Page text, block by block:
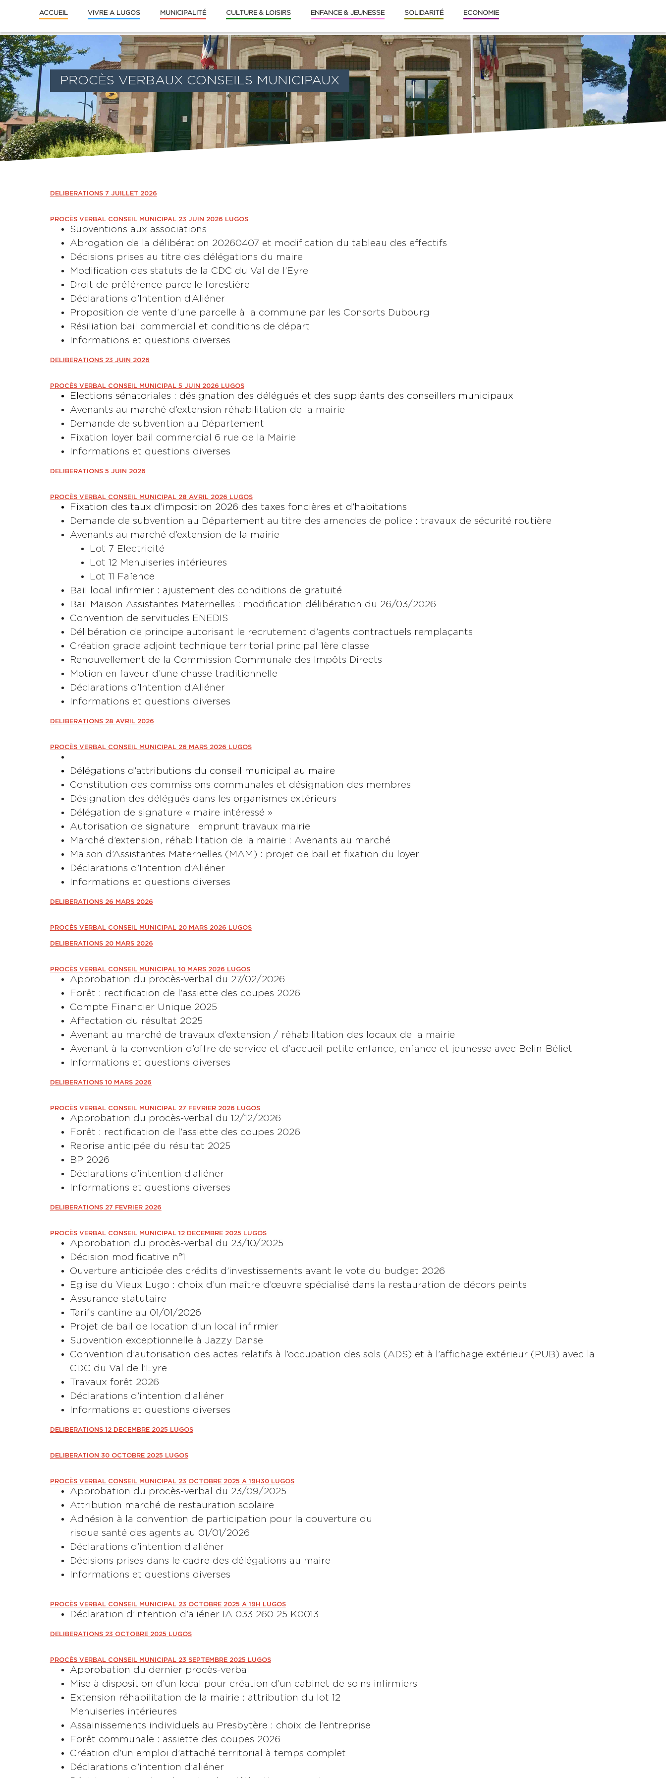
ACCUEIL VIVRE A LUGOS MUNICIPALITÉ CULTURE & LOISIRS ENFANCE & JEUNESSE SOLIDARITÉ ECONOMIE
PROCÈS VERBAUX CONSEILS MUNICIPAUX
DELIBERATIONS 7 JUILLET 2026
PROCÈS VERBAL CONSEIL MUNICIPAL 23 JUIN 2026 LUGOS
Subventions aux associations
Abrogation de la délibération 20260407 et modification du tableau des effectifs
Décisions prises au titre des délégations du maire
Modification des statuts de la CDC du Val de l’Eyre
Droit de préférence parcelle forestière
Déclarations d’Intention d’Aliéner
Proposition de vente d’une parcelle à la commune par les Consorts Dubourg
Résiliation bail commercial et conditions de départ
Informations et questions diverses
DELIBERATIONS 23 JUIN 2026
PROCÈS VERBAL CONSEIL MUNICIPAL 5 JUIN 2026 LUGOS
Elections sénatoriales : désignation des délégués et des suppléants des conseillers municipaux
Avenants au marché d’extension réhabilitation de la mairie
Demande de subvention au Département
Fixation loyer bail commercial 6 rue de la Mairie
Informations et questions diverses
DELIBERATIONS 5 JUIN 2026
PROCÈS VERBAL CONSEIL MUNICIPAL 28 AVRIL 2026 LUGOS
Fixation des taux d’imposition 2026 des taxes foncières et d’habitations
Demande de subvention au Département au titre des amendes de police : travaux de sécurité routière
Avenants au marché d’extension de la mairie
Lot 7 Electricité
Lot 12 Menuiseries intérieures
Lot 11 Faïence
Bail local infirmier : ajustement des conditions de gratuité
Bail Maison Assistantes Maternelles : modification délibération du 26/03/2026
Convention de servitudes ENEDIS
Délibération de principe autorisant le recrutement d’agents contractuels remplaçants
Création grade adjoint technique territorial principal 1 ère classe
Renouvellement de la Commission Communale des Impôts Directs
Motion en faveur d’une chasse traditionnelle
Déclarations d’Intention d’Aliéner
Informations et questions diverses
DELIBERATIONS 28 AVRIL 2026
PROCÈS VERBAL CONSEIL MUNICIPAL 26 MARS 2026 LUGOS
Délégations d’attributions du conseil municipal au maire
Constitution des commissions communales et désignation des membres
Désignation des délégués dans les organismes extérieurs
Délégation de signature « maire intéressé »
Autorisation de signature : emprunt travaux mairie
Marché d’extension, réhabilitation de la mairie : Avenants au marché
Maison d’Assistantes Maternelles (MAM) : projet de bail et fixation du loyer
Déclarations d’Intention d’Aliéner
Informations et questions diverses
DELIBERATIONS 26 MARS 2026
PROCÈS VERBAL CONSEIL MUNICIPAL 20 MARS 2026 LUGOS
DELIBERATIONS 20 MARS 2026
PROCÈS VERBAL CONSEIL MUNICIPAL 10 MARS 2026 LUGOS
Approbation du procès-verbal du 27/02/2026
Forêt : rectification de l’assiette des coupes 2026
Compte Financier Unique 2025
Affectation du résultat 2025
Avenant au marché de travaux d’extension / réhabilitation des locaux de la mairie
Avenant à la convention d’offre de service et d’accueil petite enfance, enfance et jeunesse avec Belin-Béliet
Informations et questions diverses
DELIBERATIONS 10 MARS 2026
PROCÈS VERBAL CONSEIL MUNICIPAL 27 FEVRIER 2026 LUGOS
Approbation du procès-verbal du 12/12/2026
Forêt : rectification de l’assiette des coupes 2026
Reprise anticipée du résultat 2025
BP 2026
Déclarations d’intention d’aliéner
Informations et questions diverses
DELIBERATIONS 27 FEVRIER 2026
PROCÈS VERBAL CONSEIL MUNICIPAL 12 DECEMBRE 2025 LUGOS
Approbation du procès-verbal du 23/10/2025
Décision modificative n°1
Ouverture anticipée des crédits d’investissements avant le vote du budget 2026
Eglise du Vieux Lugo : choix d’un maître d’œuvre spécialisé dans la restauration de décors peints
Assurance statutaire
Tarifs cantine au 01/01/2026
Projet de bail de location d’un local infirmier
Subvention exceptionnelle à Jazzy Danse
Convention d’autorisation des actes relatifs à l’occupation des sols (ADS) et à l’affichage extérieur (PUB) avec la
CDC du Val de l’Eyre
Travaux forêt 2026
Déclarations d’intention d’aliéner
Informations et questions diverses
DELIBERATIONS 12 DECEMBRE 2025 LUGOS
DELIBERATION 30 OCTOBRE 2025 LUGOS
PROCÈS VERBAL CONSEIL MUNICIPAL 23 OCTOBRE 2025 A 19H30 LUGOS
Approbation du procès-verbal du 23/09/2025
Attribution marché de restauration scolaire
Adhésion à la convention de participation pour la couverture du
risque santé des agents au 01/01/2026
Déclarations d’intention d’aliéner
Décisions prises dans le cadre des délégations au maire
Informations et questions diverses
PROCÈS VERBAL CONSEIL MUNICIPAL 23 OCTOBRE 2025 A 19H LUGOS
Déclaration d’intention d’aliéner IA 033 260 25 K0013
DELIBERATIONS 23 OCTOBRE 2025 LUGOS
PROCÈS VERBAL CONSEIL MUNICIPAL 23 SEPTEMBRE 2025 LUGOS
Approbation du dernier procès-verbal
Mise à disposition d’un local pour création d’un cabinet de soins infirmiers
Extension réhabilitation de la mairie : attribution du lot 12
Menuiseries intérieures
Assainissements individuels au Presbytère : choix de l’entreprise
Forêt communale : assiette des coupes 2026
Création d’un emploi d’attaché territorial à temps complet
Déclarations d’intention d’aliéner